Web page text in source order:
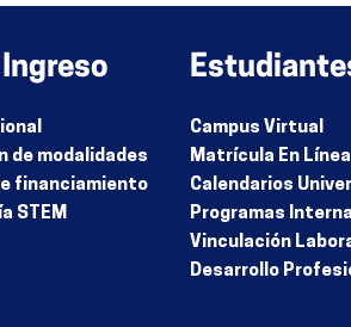
de modalidades
financiamiento
STEM
Campus Virtual
Matrícula En Línea
Calendarios
Programas
Vinculación
Desarrollo